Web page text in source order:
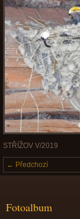
STŘÍŽOV V/2019
← Předchozí
Fotoalbum